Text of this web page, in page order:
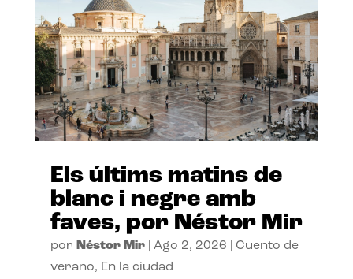
Els últims matins de
blanc i negre amb
faves, por Néstor Mir
por Néstor Mir| Ago 2, 2026
Cuento de
verano, En la ciudad